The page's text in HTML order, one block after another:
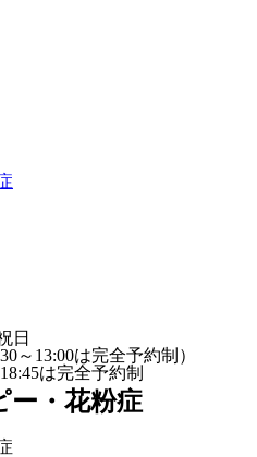
日
～13:00は完全予約制）
は完全予約制
ー・花粉症